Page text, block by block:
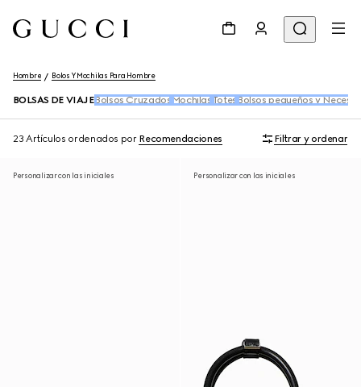
Hombre Bolos Y Mochilas Para Hombre
BOLSAS DE VIAJE Bolsos Cruzados Mochilas Totes Bolsos pequeños y
23 Artículos ordenados por Recomendaciones Filtrar y ordenar
Personalizar con las iniciales Personalizar con las iniciales